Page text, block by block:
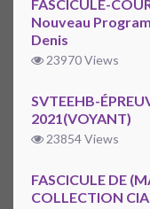
FASCICULE-
Nouveau
Denis
23970 Views
SVTEEHB-
2021(VOYANT)
23854 Views
FASCICULE DE
COLLECTION